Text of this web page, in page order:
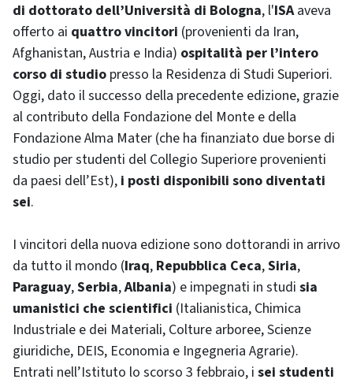
di dottorato dell’Università di Bologna, l'ISAaveva
offerto ai quattro vincitori (provenienti da Iran,
Afghanistan, Austria e India) ospitalità per l’intero
corso di studio presso la Residenza di Studi Superiori.
Oggi, dato il successo della precedente edizione, grazie
al contributo della Fondazione del Monte e della
Fondazione Alma Mater (che ha finanziato due borse di
studio per studenti del Collegio Superiore provenienti
da paesi dell’Est), i posti disponibili sono diventati
sei.
I vincitori della nuova edizione sono dottorandi in arrivo
da tutto il mondo (Iraq, Repubblica Ceca,Siria,
Paraguay,Serbia,Albania) e impegnati in studi sia
umanistici che scientifici (Italianistica, Chimica
Industriale e dei Materiali, Colture arboree, Scienze
giuridiche, DEIS, Economia e Ingegneria Agrarie).
Entrati nell’Istituto lo scorso 3 febbraio, i sei studenti